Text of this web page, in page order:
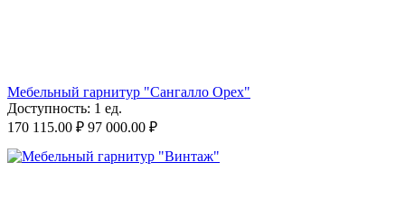
Мебельный гарнитур "Сангалло Орех"
Доступность: 1 ед.
170 115.00 ₽ 97 000.00 ₽